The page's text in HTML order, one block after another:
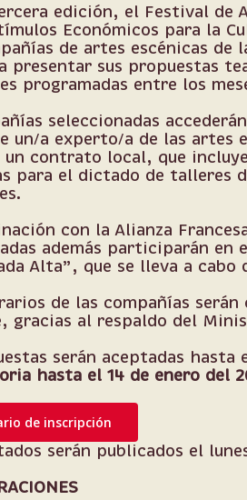
edición, el Festival de
Económicos para la
de artes escénicas de
presentar sus propuestas
programadas entre los
seleccionadas
un/a experto/a de las artes
un contrato local, que
para el dictado de talleres
con la Alianza
además participarán
Alta”, que se lleva a
de las compañías
gracias al respaldo del
serán aceptadas hasta
hasta el 14 de enero del
de inscripción
serán publicados el